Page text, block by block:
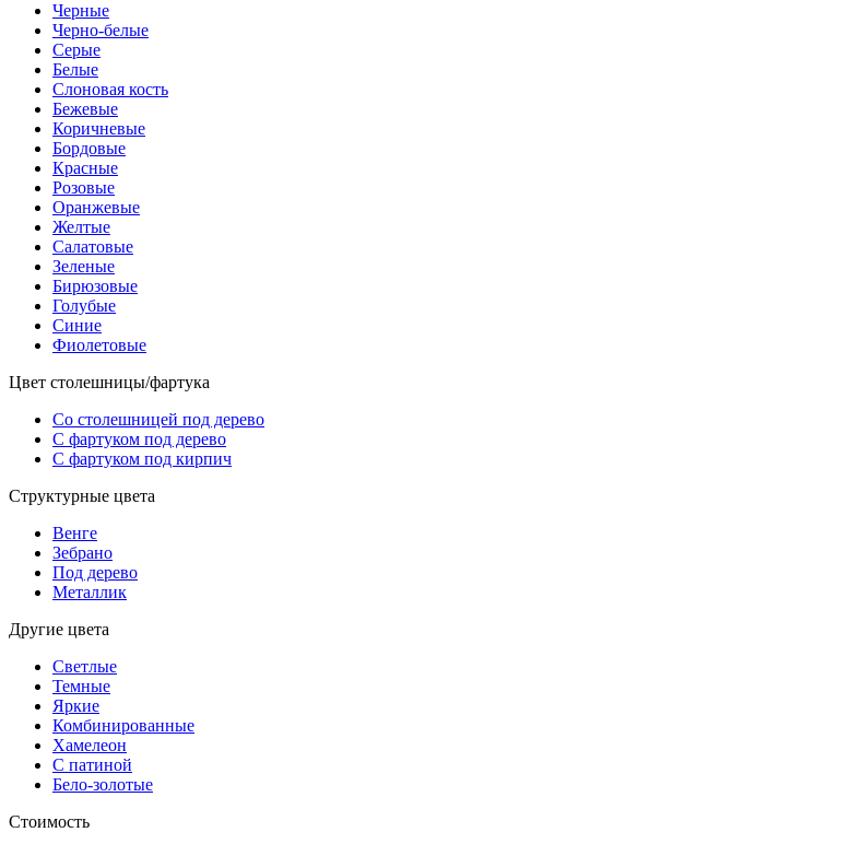
Черные
Черно-белые
Серые
Белые
Слоновая кость
Бежевые
Коричневые
Бордовые
Красные
Розовые
Оранжевые
Желтые
Салатовые
Зеленые
Бирюзовые
Голубые
Синие
Фиолетовые
Цвет столешницы/фартука
Со столешницей под дерево
С фартуком под дерево
С фартуком под кирпич
Структурные цвета
Венге
Зебрано
Под дерево
Металлик
Другие цвета
Светлые
Темные
Яркие
Комбинированные
Хамелеон
С патиной
Бело-золотые
Стоимость